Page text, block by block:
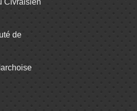
Civraisien
de